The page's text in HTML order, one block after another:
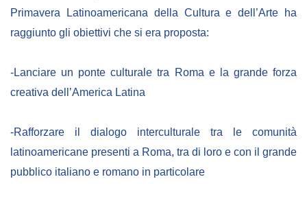
Primavera Latinoamericana della Cultura e dell’Arte ha
raggiunto gli obiettivi che si era proposta:
-Lanciare un ponte culturale tra Roma e la grande forza
creativa dell’America Latina
-Rafforzare il dialogo interculturale tra le comunità
latinoamericane presenti a Roma, tra di loro e con il grande
pubblico italiano e romano in particolare